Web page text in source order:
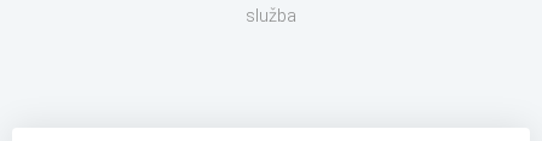
služba